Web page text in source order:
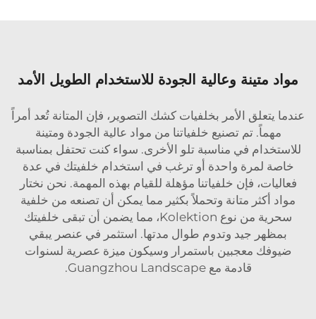
مواد متينة وعالية الجودة للاستخدام الطويل الأمد
عندما يتعلق الأمر بخلفيات كشك التصوير، فإن المتانة تُعد أمراً
مهماً. تم تصنيع خلفياتنا من مواد عالية الجودة ومتينة
للاستخدام في مناسبة تلو الأخرى. سواء كنت تحتفل بمناسبة
خاصة لمرة واحدة أو ترغب في استخدام خلفيتك في عدة
فعاليات، فإن خلفياتنا مؤهلة للقيام بهذه المهمة. نحن نختار
مواد أكثر متانة وتحملاً بكثير مما يمكن أن تصنعه من خلفية
سحرية من نوع Kolektion، مما يضمن أن تبقى خلفيتك
بمظهر جيد وتدوم طوال مدتها. استثمر في عنصر يبقي
ضيوفك معجبين باستمرار وسيكون ميزة عصرية لسنوات
قادمة مع Guangzhou Landscape.